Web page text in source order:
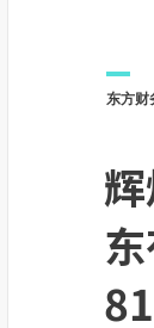
东方财